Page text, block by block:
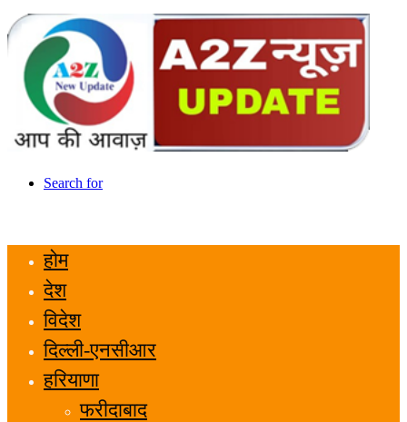
Search for
होम
देश
विदेश
दिल्ली-एनसीआर
हरियाणा
फरीदाबाद